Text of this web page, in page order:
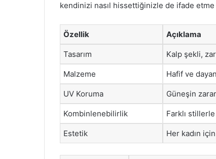
kendinizi nasıl hissettiğinizle de ifade etme
Özellik Açıklama
Tasarım Kalp şekli,
Malzeme Hafif ve
UV Koruma Güneşin
Kombinlenebilirlik Farklı
Estetik Her kadın